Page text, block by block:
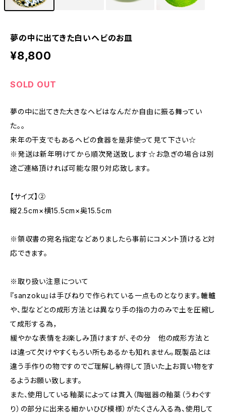
夢の中に出てきた白いヘビのお皿
¥8,800
SOLD OUT
夢の中に出てきた大きなヘビはなんだか自由に振る舞ってい
た。。
来年の干支でもあるヘビの食器を是非使って見て下さい☆
※発送は新年明けてから順次発送致します☆お急ぎの場合は別
途ご連絡頂ければ可能な限り対応致します。
【サイズ】②
縦2.5cm×横15.5cm×奥15.5cm
※領収書の宛名指定などありましたら事前にコメント頂けると対
応できます。
※取り扱い注意について
『sanzoku』は手びねりで作られている一点ものとなります。轆轤
や、型などとの成形方法とは異なり手の指の力のみで土を圧縮し
て成形する為，
緩やかな表情をお楽しみ頂けますが、その分 他の成形方法と
は違って欠けやすくもろい所もあるかも知れません。既製品とは
違う手作りの物ですのでご理解し納得して頂いた上お買い物をす
るようお願い致します。
また、使用している釉薬によっては貫入（陶磁器の釉薬（うわぐす
り）の部分に出来る細かいひび模様）がたくさん入る為、使用して